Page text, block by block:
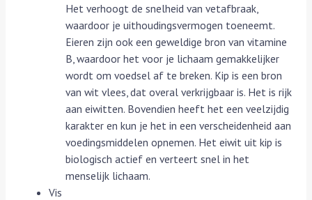
Het verhoogt de snelheid van vetafbraak,
waardoor je uithoudingsvermogen toeneemt.
Eieren zijn ook een geweldige bron van vitamine
B, waardoor het voor je lichaam gemakkelijker
wordt om voedsel af te breken. Kip is een bron
van wit vlees, dat overal verkrijgbaar is. Het is rijk
aan eiwitten. Bovendien heeft het een veelzijdig
karakter en kun je het in een verscheidenheid aan
voedingsmiddelen opnemen. Het eiwit uit kip is
biologisch actief en verteert snel in het
menselijk lichaam.
Vis